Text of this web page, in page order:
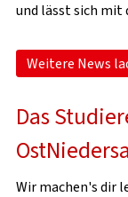
und lässt sich mit
Weitere News
Das
Wir machen's dir